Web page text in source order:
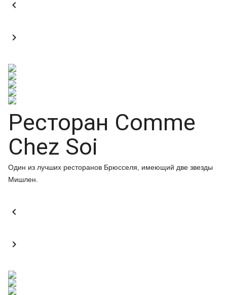


Ресторан Comme
Chez Soi
Один из лучших ресторанов Брюсселя, имеющий две звезды
Мишлен.

